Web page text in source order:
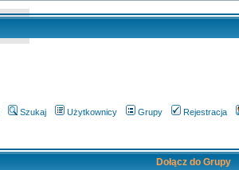
Szukaj Użytkownicy Grupy Rejestracja
Dołącz do Grupy